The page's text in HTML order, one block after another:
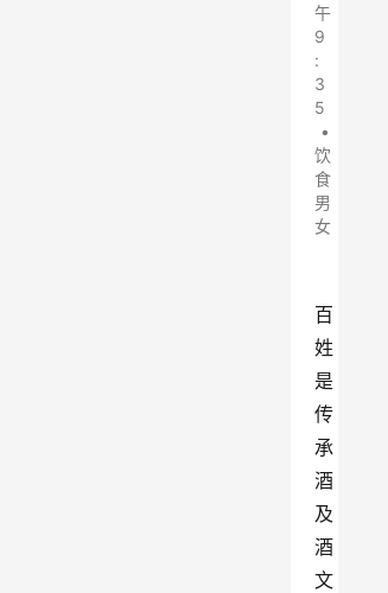
午
9
:
3
5
•
饮
食
男
女
百
姓
是
传
承
酒
及
酒
文